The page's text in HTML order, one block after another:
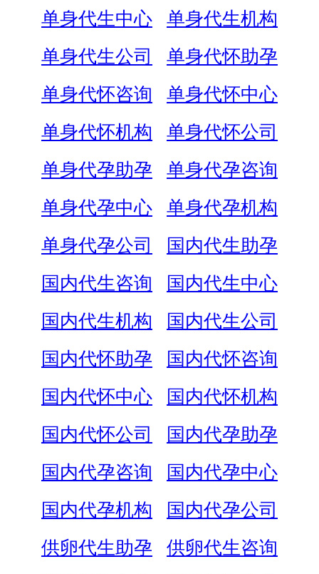
单身代生中心
单身代生机构
单身代生公司
单身代怀助孕
单身代怀咨询
单身代怀中心
单身代怀机构
单身代怀公司
单身代孕助孕
单身代孕咨询
单身代孕中心
单身代孕机构
单身代孕公司
国内代生助孕
国内代生咨询
国内代生中心
国内代生机构
国内代生公司
国内代怀助孕
国内代怀咨询
国内代怀中心
国内代怀机构
国内代怀公司
国内代孕助孕
国内代孕咨询
国内代孕中心
国内代孕机构
国内代孕公司
供卵代生助孕
供卵代生咨询